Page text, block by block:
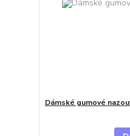
Dámské gumové